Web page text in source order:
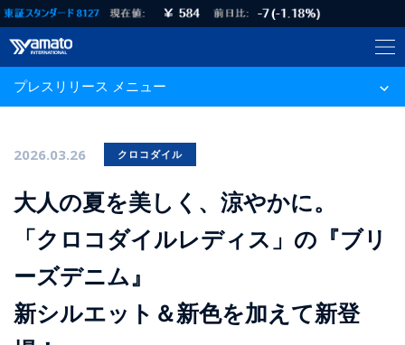
プレスリリース メニュー
2026.03.26 クロコダイル
大人の夏を美しく、涼やかに。
「クロコダイルレディス」の『ブリ
ーズデニム』
新シルエット＆新色を加えて新登